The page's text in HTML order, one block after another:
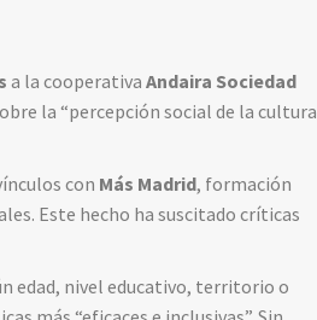
a la cooperativaAndaira Sociedad
la “percepción social de la cultura
con Más Madrid, formación
Este hecho ha suscitado críticas
edad, nivel educativo, territorio o